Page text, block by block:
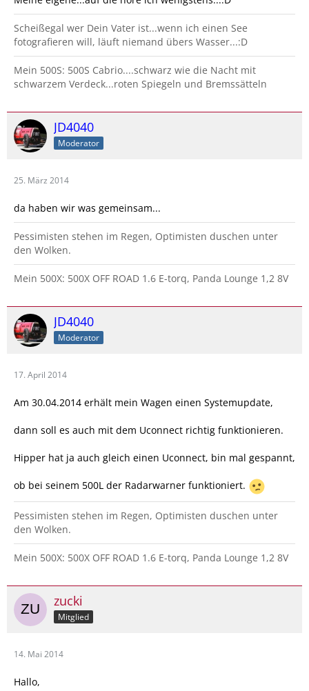
Scheißegal wer Dein Vater ist...wenn ich einen See
fotografieren will, läuft niemand übers Wasser...:D
Mein 500S: 500S Cabrio....schwarz wie die Nacht mit
schwarzem Verdeck...roten Spiegeln und Bremssätteln
JD4040
Moderator
25. März 2014
da haben wir was gemeinsam...
Pessimisten stehen im Regen, Optimisten duschen unter
den Wolken.
Mein 500X: 500X OFF ROAD 1.6 E-torq, Panda Lounge 1,2 8V
JD4040
Moderator
17. April 2014
Am 30.04.2014 erhält mein Wagen einen Systemupdate,
dann soll es auch mit dem Uconnect richtig funktionieren.
Hipper hat ja auch gleich einen Uconnect, bin mal gespannt,
ob bei seinem 500L der Radarwarner funktioniert.
Pessimisten stehen im Regen, Optimisten duschen unter
den Wolken.
Mein 500X: 500X OFF ROAD 1.6 E-torq, Panda Lounge 1,2 8V
zucki
Mitglied
14. Mai 2014
Hallo,